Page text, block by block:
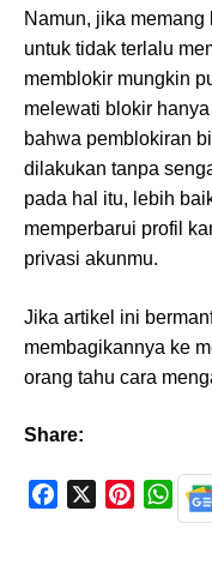
Namun, jika
untuk tidak terlalu
memblokir mungkin
melewati blokir
bahwa pemblokiran
dilakukan tanpa
pada hal itu, lebih
memperbarui profil
privasi akunmu.
Jika artikel ini
membagikannya ke
orang tahu cara
Share:
W
h